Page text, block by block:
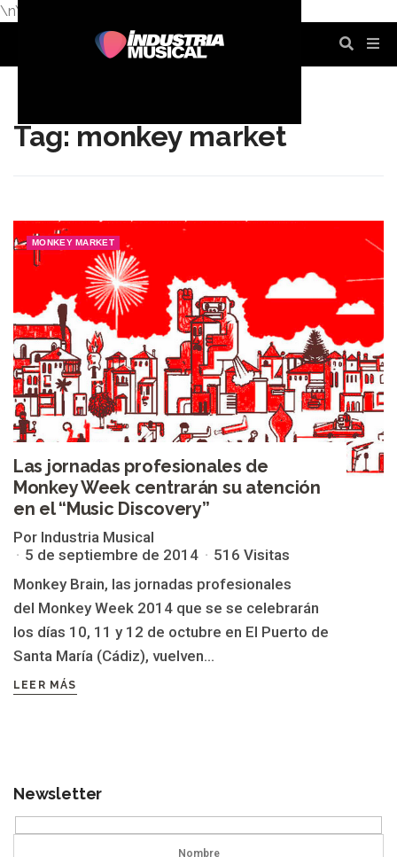
\n\n
Tag: monkey market
MONKEY MARKET
Las jornadas profesionales de
Monkey Week centrarán su atención
en el “Music Discovery”
Por Industria Musical
5 de septiembre de 2014
516 Visitas
Monkey Brain, las jornadas profesionales
del Monkey Week 2014 que se se celebrarán
los días 10, 11 y 12 de octubre en El Puerto de
Santa María (Cádiz), vuelven...
LEER MÁS
Newsletter